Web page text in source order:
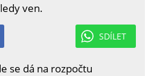
ven.
SDÍLET
se dá na rozpočtu